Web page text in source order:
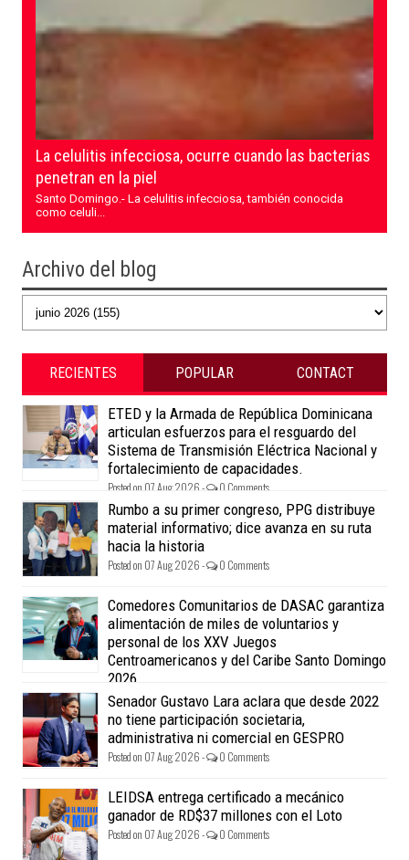
La celulitis infecciosa, ocurre cuando las bacterias
penetran en la piel
Santo Domingo.- La celulitis infecciosa, también conocida
como celuli...
Archivo del blog
RECIENTES POPULAR CONTACT
ETED y la Armada de República Dominicana
articulan esfuerzos para el resguardo del
Sistema de Transmisión Eléctrica Nacional y
fortalecimiento de capacidades.
Posted on 07 Aug 2026 - 0 Comments
Rumbo a su primer congreso, PPG distribuye
material informativo; dice avanza en su ruta
hacia la historia
Posted on 07 Aug 2026 - 0 Comments
Comedores Comunitarios de DASAC garantiza
alimentación de miles de voluntarios y
personal de los XXV Juegos
Centroamericanos y del Caribe Santo Domingo
2026
Posted on 07 Aug 2026 - 0 Comments
Senador Gustavo Lara aclara que desde 2022
no tiene participación societaria,
administrativa ni comercial en GESPRO
Posted on 07 Aug 2026 - 0 Comments
LEIDSA entrega certificado a mecánico
ganador de RD$37 millones con el Loto
Posted on 07 Aug 2026 - 0 Comments